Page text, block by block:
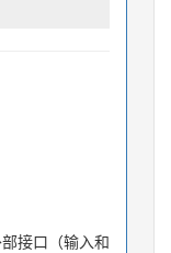
接口（输入和